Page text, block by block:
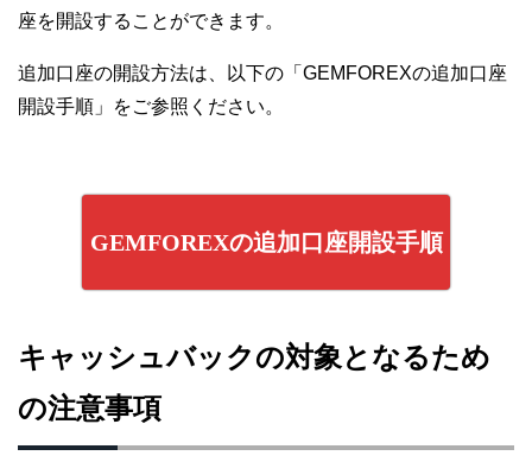
座を開設することができます。
追加口座の開設方法は、以下の「GEMFOREXの追加口座
開設手順」をご参照ください。
GEMFOREXの追加口座開設手順
キャッシュバックの対象となるため
の注意事項